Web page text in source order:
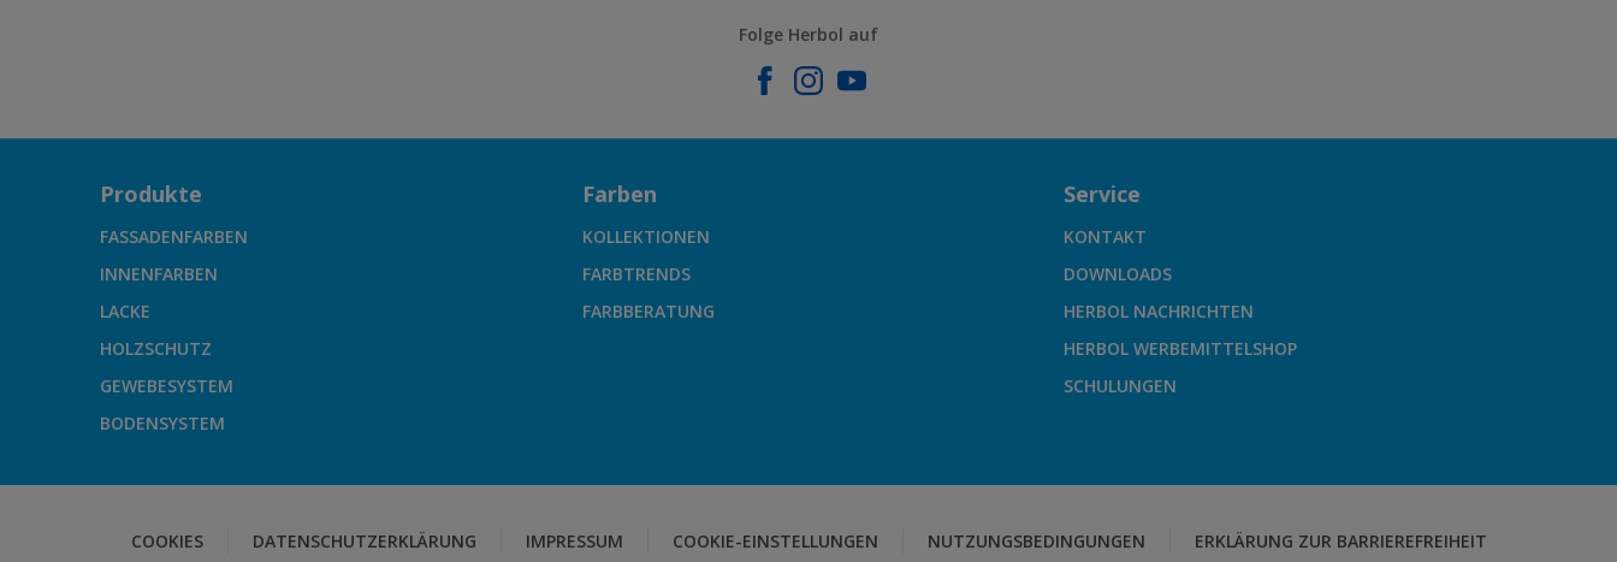
Folge Herbol auf
Produkte
FASSADENFARBEN
INNENFARBEN
LACKE
HOLZSCHUTZ
GEWEBESYSTEM
BODENSYSTEM
Farben
KOLLEKTIONEN
FARBTRENDS
FARBBERATUNG
Service
KONTAKT
DOWNLOADS
HERBOL NACHRICHTEN
HERBOL WERBEMITTELSHOP
SCHULUNGEN
COOKIES DATENSCHUTZERKLÄRUNG IMPRESSUM COOKIE-EINSTELLUNGEN NUTZUNGSBEDINGUNGEN ERKLÄRUNG ZUR BARRIEREFREIHEIT